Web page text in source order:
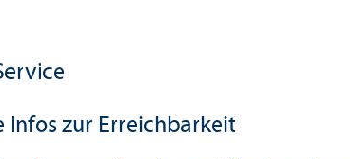
Infos zur Erreichbarkeit